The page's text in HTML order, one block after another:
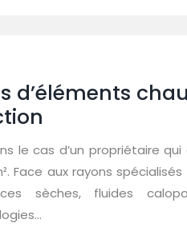
d’éléments
le cas d’un propriétaire
Face aux rayons
sèches, fluides